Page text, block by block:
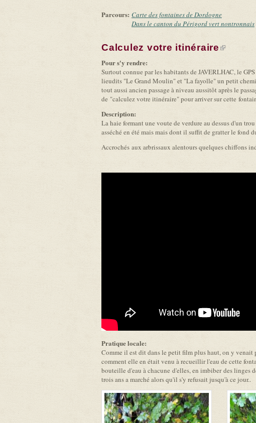
Parcours: Carte des fontaines de Dordogne
Dans le canton du Périgord vert nontronnais
Calculez votre itinéraire(link is
Pour s'y rendre:
Surtout connue par les habitants de JAVERLHAC, le
lieudits "Le Grand Moulin" et "La fayolle" un petit
tout aussi ancien passage à niveau aussitôt après le
de "calculez votre itinéraire" pour arriver sur cette
Description:
La haie formant une voute de verdure au dessus d'un
asséché en été mais mais dont il suffit de gratter le fond
Accrochés aux arbrissaux alentours quelques chiffons
Pratique locale:
Comme il est dit dans le petit film plus haut, on y venait
comment elle en était venu à recueillir l'eau de cette
bouteille d'eau à chacune d'elles, en imbiber des linges
trois ans a marché alors qu'il s'y refusait jusqu'à ce jour..